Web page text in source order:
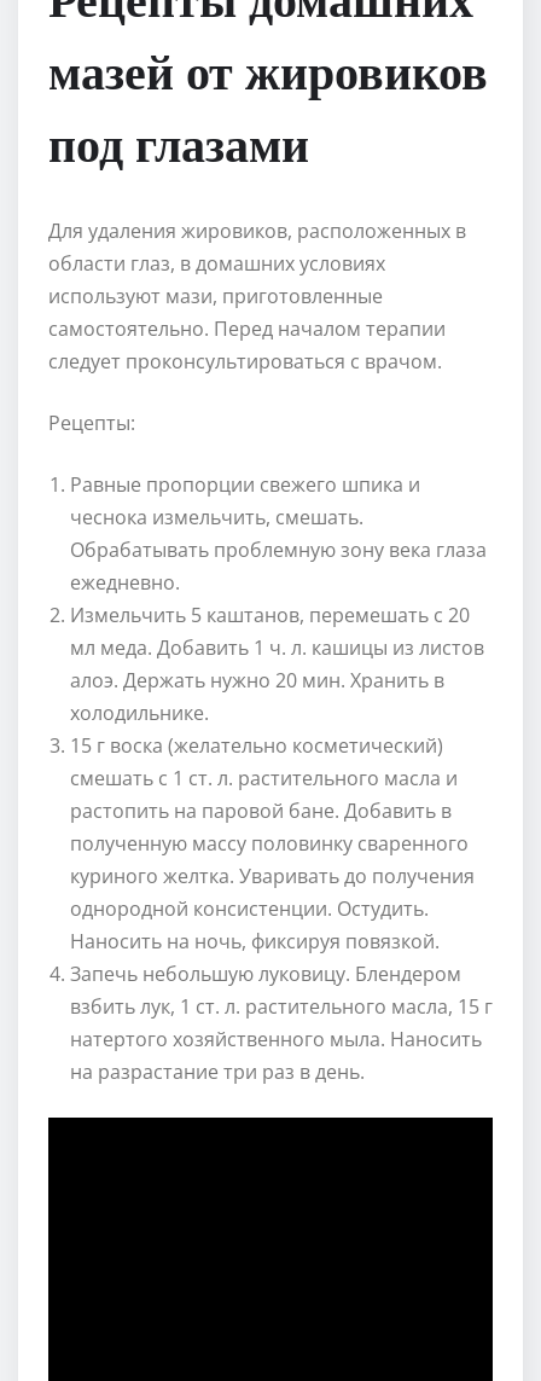
мазей от жировиков
под глазами
Для удаления жировиков, расположенных в
области глаз, в домашних условиях
используют мази, приготовленные
самостоятельно. Перед началом терапии
следует проконсультироваться с врачом.
Рецепты:
Равные пропорции свежего шпика и
чеснока измельчить, смешать.
Обрабатывать проблемную зону века глаза
ежедневно.
Измельчить 5 каштанов, перемешать с 20
мл меда. Добавить 1 ч. л. кашицы из листов
алоэ. Держать нужно 20 мин. Хранить в
холодильнике.
15 г воска (желательно косметический)
смешать с 1 ст. л. растительного масла и
растопить на паровой бане. Добавить в
полученную массу половинку сваренного
куриного желтка. Уваривать до получения
однородной консистенции. Остудить.
Наносить на ночь, фиксируя повязкой.
Запечь небольшую луковицу. Блендером
взбить лук, 1 ст. л. растительного масла, 15 г
натертого хозяйственного мыла. Наносить
на разрастание три раз в день.